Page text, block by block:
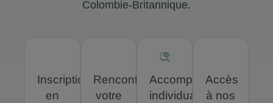
Colombie-Britannique.
Inscription
en
Rencontrez
votre
Accompagnement
individualisé
Accès
à nos